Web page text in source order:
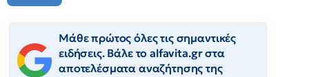
Μάθε πρώτος όλες τις σημαντικές
ειδήσεις. Βάλε το alfavita.gr στα
αποτελέσματα αναζήτησης της